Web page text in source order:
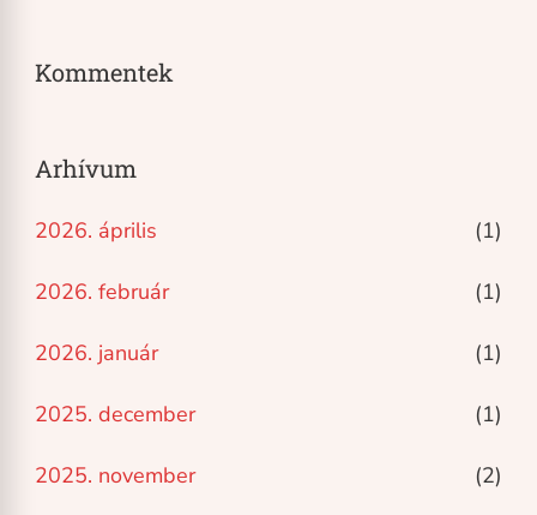
Kommentek
Arhívum
2026. április (1)
2026. február (1)
2026. január (1)
2025. december (1)
2025. november (2)